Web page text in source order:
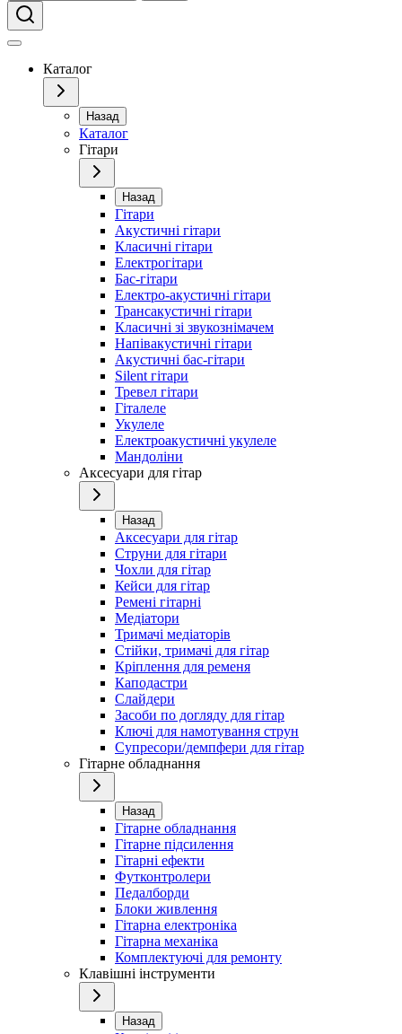
Каталог
Назад
Каталог
Гітари
Назад
Гітари
Акустичні гітари
Класичні гітари
Електрогітари
Бас-гітари
Електро-акустичні гітари
Трансакустичні гітари
Класичні зі звукознімачем
Напівакустичні гітари
Акустичні бас-гітари
Silent гітари
Тревел гітари
Гіталеле
Укулеле
Електроакустичні укулеле
Мандоліни
Аксесуари для гітар
Назад
Аксесуари для гітар
Струни для гітари
Чохли для гітар
Кейси для гітар
Ремені гітарні
Медіатори
Тримачі медіаторів
Стійки, тримачі для гітар
Кріплення для ременя
Каподастри
Слайдери
Засоби по догляду для гітар
Ключі для намотування струн
Супресори/демпфери для гітар
Гітарне обладнання
Назад
Гітарне обладнання
Гітарне підсилення
Гітарні ефекти
Футконтролери
Педалборди
Блоки живлення
Гітарна електроніка
Гітарна механіка
Комплектуючі для ремонту
Клавішні інструменти
Назад